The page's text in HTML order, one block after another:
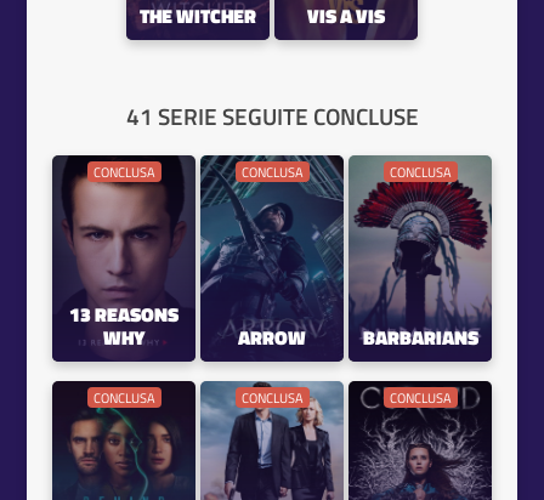
THE WITCHER VIS A VIS
41 SERIE SEGUITE CONCLUSE
CONCLUSA
13 REASONS
WHY
CONCLUSA
ARROW
CONCLUSA
BARBARIANS
CONCLUSA CONCLUSA CONCLUSA